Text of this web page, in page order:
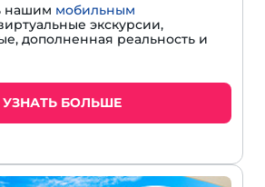
нашим мобильным
экскурсии,
дополненная реальность и
УЗНАТЬ БОЛЬШЕ